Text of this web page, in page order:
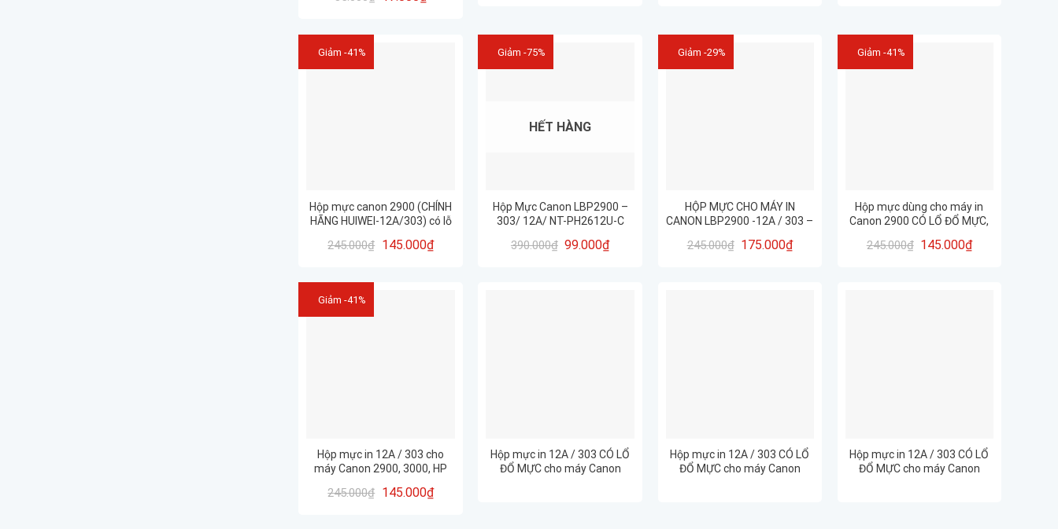
Giảm -41%
Hộp mực canon 2900 (CHÍNH
HÃNG HUIWEI-12A/303) có lỗ
LƯỢNG – IN ĐẸP
245.000₫ 145.000₫
Giảm -75%
HẾT HÀNG
Hộp Mực Canon LBP2900 –
303/ 12A/ NT-PH2612U-C
390.000₫ 99.000₫
Giảm -29%
HỘP MỰC CHO MÁY IN
CANON LBP2900 -12A / 303 –
245.000₫ 175.000₫
Giảm -41%
Hộp mực dùng cho máy in
Canon 2900 CÓ LỔ ĐỔ MỰC,
245.000₫ 145.000₫
Giảm -41%
Hộp mực in 12A / 303 cho
máy Canon 2900, 3000, HP
245.000₫ 145.000₫
Hộp mực in 12A / 303 CÓ LỔ
ĐỔ MỰC cho máy Canon
Hộp mực in 12A / 303 CÓ LỔ
ĐỔ MỰC cho máy Canon
Hộp mực in 12A / 303 CÓ LỔ
ĐỔ MỰC cho máy Canon